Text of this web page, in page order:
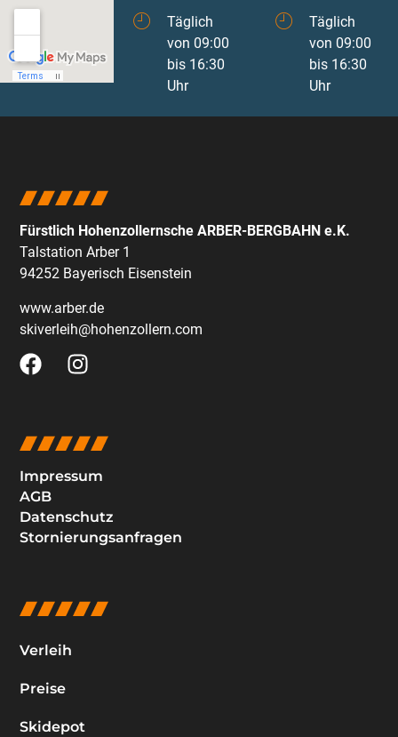
Täglich
von 09:00
bis 16:30
Uhr
Täglich
von 09:00
bis 16:30
Uhr
Fürstlich Hohenzollernsche ARBER-BERGBAHN e.K.
Talstation Arber 1
94252 Bayerisch Eisenstein
www.arber.de
skiverleih@hohenzollern.com
Impressum
AGB
Datenschutz
Stornierungsanfragen
Verleih
Preise
Skidepot